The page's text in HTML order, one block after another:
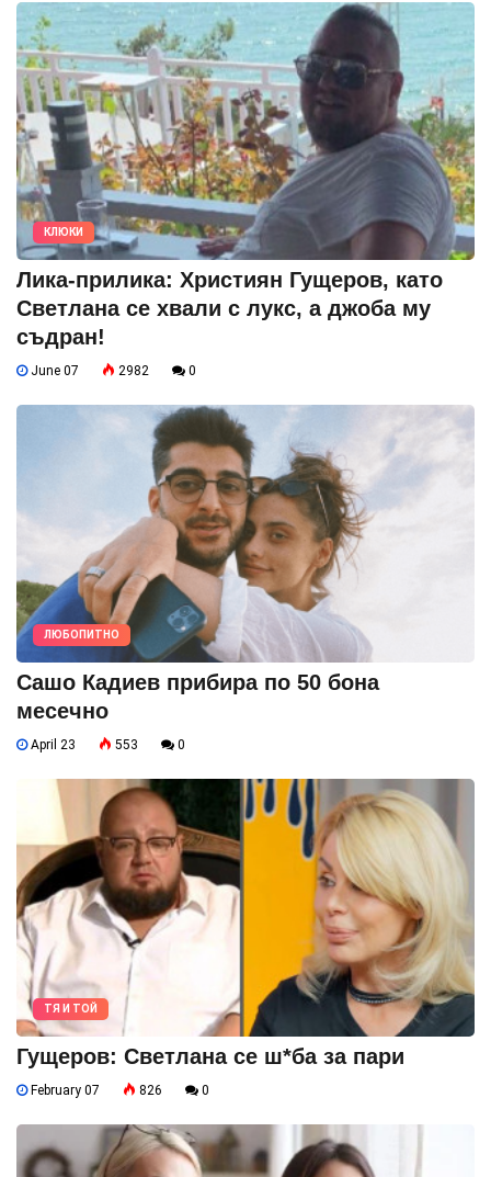
КЛЮКИ
Лика-прилика: Християн Гущеров, като
Светлана се хвали с лукс, а джоба му
съдран!
June 07 2982 0
ЛЮБОПИТНО
Сашо Кадиев прибира по 50 бона
месечно
April 23 553 0
ТЯ И ТОЙ
Гущеров: Светлана се ш*ба за пари
February 07 826 0